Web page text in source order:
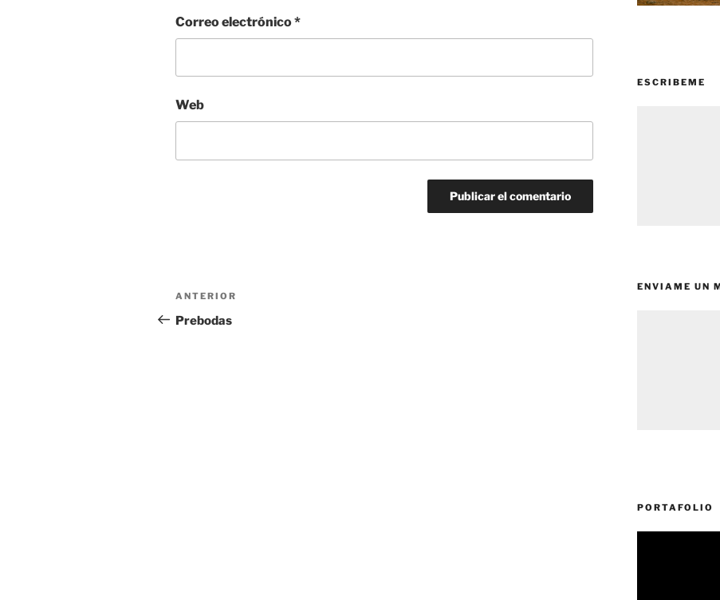
Correo electrónico*
Web
Navegación
de
Entrada
anterior:
ANTERIOR
Prebodas
ESCRIBEME
ENVIAME UN
PORTAFOLIO